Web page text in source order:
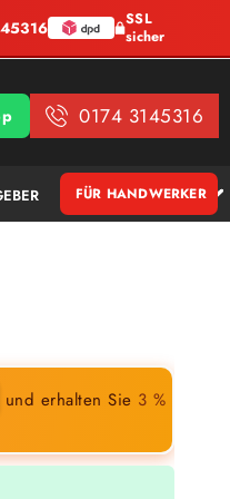
SSL
sicher
0174 3145316
FÜR HANDWERKER
und erhalten Sie 3 %